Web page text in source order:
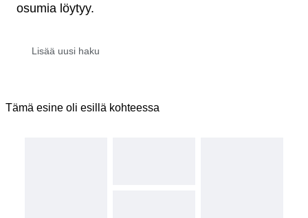
osumia löytyy.
Tämä esine oli esillä kohteessa